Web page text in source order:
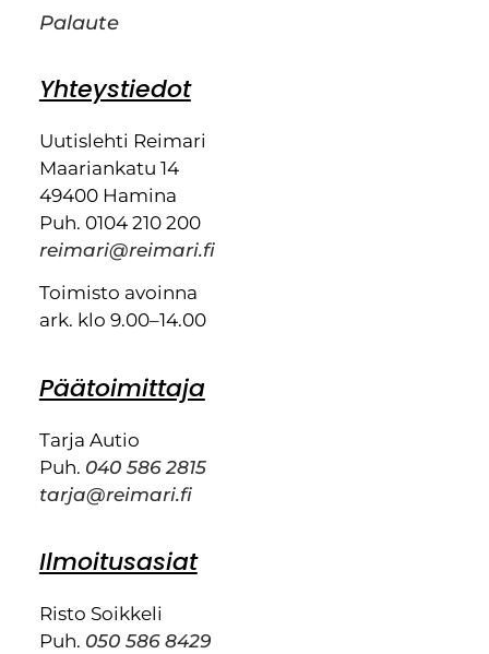
Palaute
Yhteystiedot
Uutislehti Reimari
Maariankatu 14
49400 Hamina
Puh. 0104 210 200
reimari@reimari.fi
Toimisto avoinna
ark. klo 9.00–14.00
Päätoimittaja
Tarja Autio
Puh. 040 586 2815
tarja@reimari.fi
Ilmoitusasiat
Risto Soikkeli
Puh. 050 586 8429